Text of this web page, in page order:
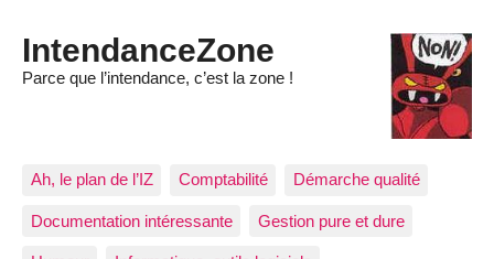
IntendanceZone
Parce que l’intendance, c’est la zone !
Ah, le plan de l’IZ Comptabilité Démarche qualité
Documentation intéressante Gestion pure et dure